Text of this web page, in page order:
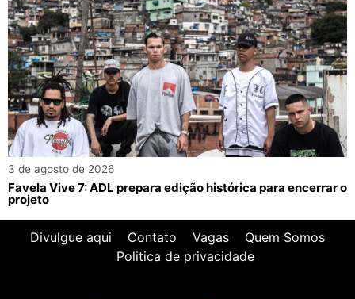
3 de agosto de 2026
Favela Vive 7: ADL prepara edição histórica para encerrar o
projeto
Divulgue aqui Contato Vagas
Quem Somos
Politica de privacidade